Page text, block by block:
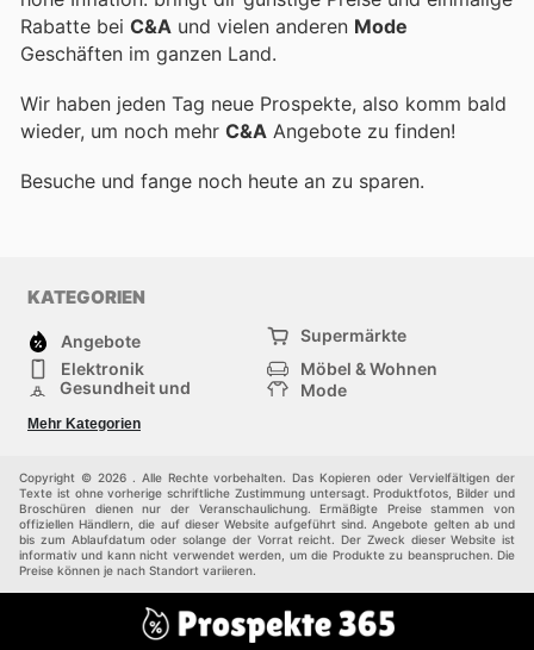
Rabatte bei C&A und vielen anderen Mode
Geschäften im ganzen Land.
Wir haben jeden Tag neue Prospekte, also komm bald
wieder, um noch mehr C&A Angebote zu finden!
Besuche und fange noch heute an zu sparen.
KATEGORIEN
Angebote
Supermärkte
Elektronik
Möbel & Wohnen
Gesundheit und
Mode
Sportartikel und
Sportbekleidung
Einkaufzentren
Andere
Mehr Kategorien
Copyright © 2026 . Alle Rechte vorbehalten. Das Kopieren oder Vervielfältigen der
Texte ist ohne vorherige schriftliche Zustimmung untersagt. Produktfotos, Bilder und
Broschüren dienen nur der Veranschaulichung. Ermäßigte Preise stammen von
offiziellen Händlern, die auf dieser Website aufgeführt sind. Angebote gelten ab und
bis zum Ablaufdatum oder solange der Vorrat reicht. Der Zweck dieser Website ist
informativ und kann nicht verwendet werden, um die Produkte zu beanspruchen. Die
Preise können je nach Standort variieren.